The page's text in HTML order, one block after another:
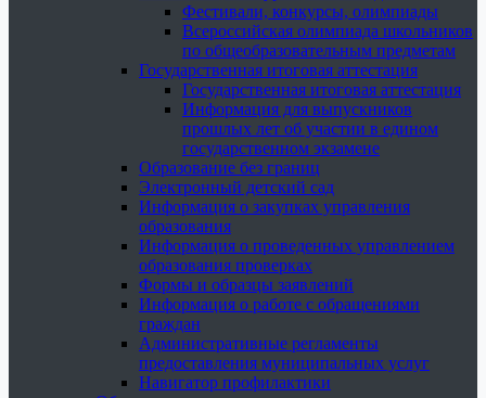
Фестивали, конкурсы, олимпиады
Всероссийская олимпиада школьников
по общеобразовательным предметам
Государственная итоговая аттестация
Государственная итоговая аттестация
Информация для выпускников
прошлых лет об участии в едином
государственном экзамене
Образование без границ
Электронный детский сад
Информация о закупках управления
образования
Информация о проведенных управлением
образования проверках
Формы и образцы заявлений
Информация о работе с обращениями
граждан
Административные регламенты
предоставления муниципальных услуг
Навигатор профилактики